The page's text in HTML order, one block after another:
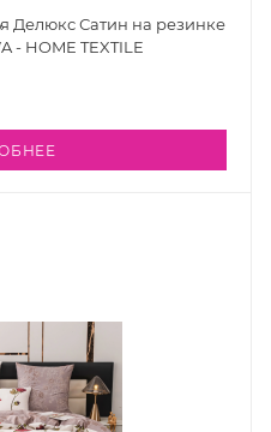
Делюкс Сатин на резинке
- HOME TEXTILE